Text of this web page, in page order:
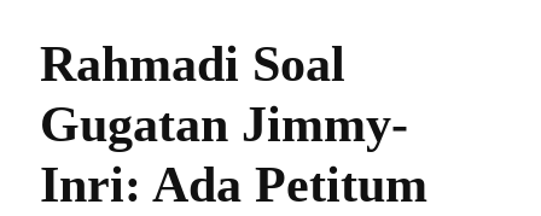
Rahmadi Soal
Gugatan Jimmy-
Inri: Ada Petitum